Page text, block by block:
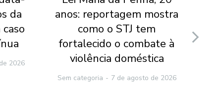
da
2026
anos: reportagem mostra
como o STJ tem
fortalecido o combate à
violência doméstica
Sem categoria 7 de agosto de 2026